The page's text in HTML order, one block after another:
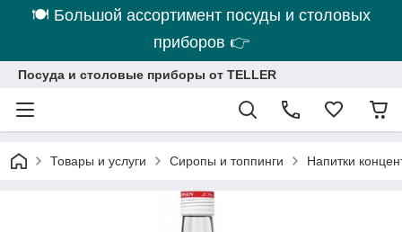
🍽 Большой ассортимент посуды и столовых
приборов 👉
Посуда и столовые приборы от TELLER
Товары и услуги Сиропы и топпинги Напитки